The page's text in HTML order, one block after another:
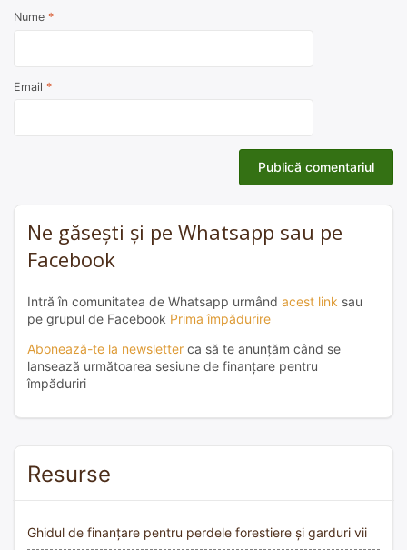
Nume *
Email *
Ne găsești și pe Whatsapp sau pe
Facebook
Intră în comunitatea de Whatsapp urmând acest link sau
pe grupul de Facebook Prima împădurire
Abonează-te la newsletter ca să te anunțăm când se
lansează următoarea sesiune de finanțare pentru
împăduriri
Resurse
Ghidul de finanțare pentru perdele forestiere și garduri vii